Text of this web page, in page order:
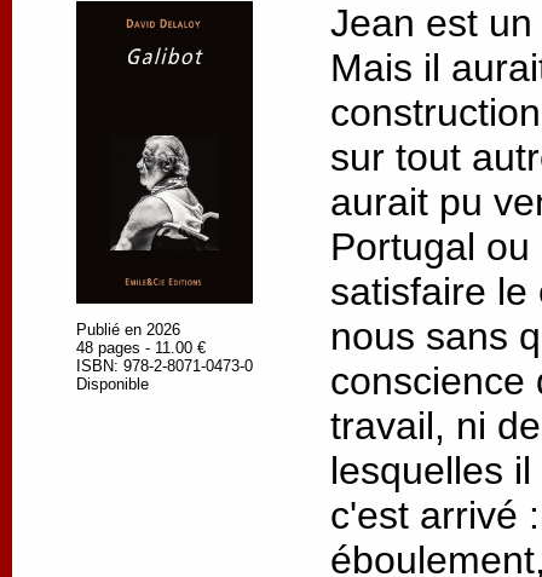
Publié en 2026
48 pages - 11.00 €
ISBN: 978-2-8071-0473-0
Disponible
Jean est
Mais il
sur tout
aurait pu
Portugal
satisfaire le
nous sans
conscience
travail, ni
lesquelles
c'est arrivé